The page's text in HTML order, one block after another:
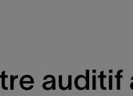
auditif